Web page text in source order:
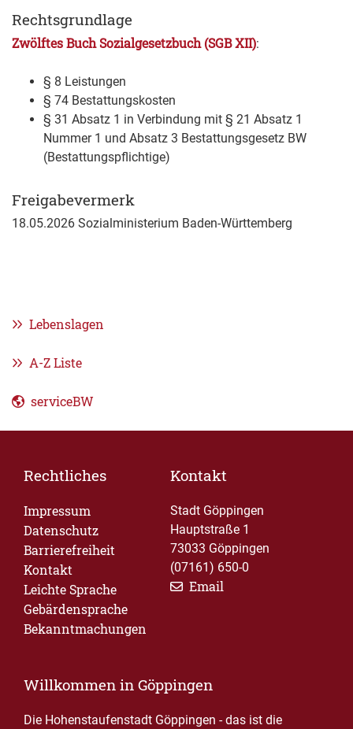
Rechtsgrundlage
Zwölftes Buch Sozialgesetzbuch (SGB XII):
§ 8 Leistungen
§ 74 Bestattungskosten
§ 31 Absatz 1 in Verbindung mit § 21 Absatz 1
Nummer 1 und Absatz 3 Bestattungsgesetz BW
(Bestattungspflichtige)
Freigabevermerk
18.05.2026 Sozialministerium Baden-Württemberg
Lebenslagen
A-Z Liste
serviceBW
Rechtliches
Impressum
Datenschutz
Barrierefreiheit
Kontakt
Leichte Sprache
Gebärdensprache
Bekanntmachungen
Kontakt
Stadt Göppingen
Hauptstraße 1
73033 Göppingen
(07161) 650-0
Email
Willkommen in Göppingen
Die Hohenstaufenstadt Göppingen - das ist die